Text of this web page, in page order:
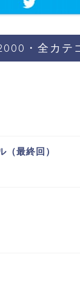
・全カテ
（最終回）